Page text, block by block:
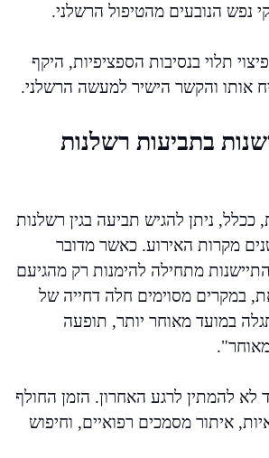
נפש הנובעים מהטיפול הרשלני.
תלוי בנסיבות הספציפיות, היקף
אותו והקשר הישיר למעשה הרשלני.
בתביעות רשלנות
ככלל, ניתן להגיש תביעה בגין רשלנות
מקרות האירוע. כאשר מדובר
מתחילה להימנות רק מהגיעם
עם זאת, במקרים מסוימים חלה דחייה של
במועד מאוחר יותר, תופעה
לא להמתין לרגע האחרון. הזמן החולף
איתור מסמכים רפואיים, וחיפוש